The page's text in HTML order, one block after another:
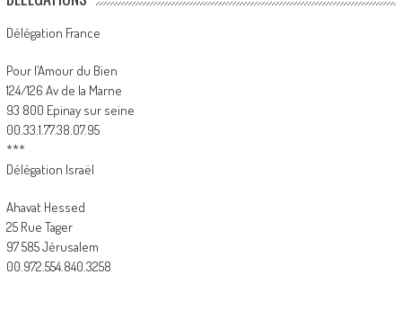
Délégation France
Pour l’Amour du Bien
124/126 Av de la Marne
93 800 Epinay sur seine
00.33.1.77.38.07.95
***
Délégation Israël
Ahavat Hessed
25 Rue Tager
97 585 Jérusalem
00.972.554.840.3258